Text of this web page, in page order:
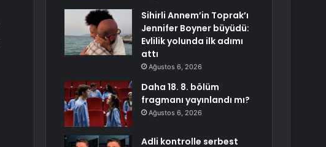
Sihirli Annem’in Toprak’ı
Jennifer Boyner büyüdü:
Evlilik yolunda ilk adımı
attı
Ağustos 6, 2026
Daha 18. 8. bölüm
fragmanı yayınlandı mı?
Ağustos 6, 2026
Adli kontrolle serbest